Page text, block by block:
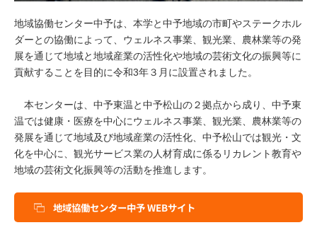
地域協働センター中予は、本学と中予地域の市町やステークホル
ダーとの協働によって、ウェルネス事業、観光業、農林業等の発
展を通じて地域と地域産業の活性化や地域の芸術文化の振興等に
貢献することを目的に令和3年３月に設置されました。
本センターは、中予東温と中予松山の２拠点から成り、中予東
温では健康・医療を中心にウェルネス事業、観光業、農林業等の
発展を通じて地域及び地域産業の活性化、中予松山では観光・文
化を中心に、観光サービス業の人材育成に係るリカレント教育や
地域の芸術文化振興等の活動を推進します。
地域協働センター中予 WEBサイト